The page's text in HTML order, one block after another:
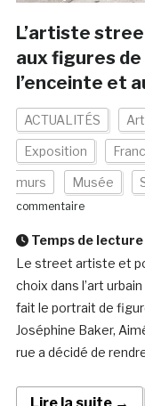
L’artiste
aux figures de
l’enceinte et
ACTUALITÉS
Exposition
murs Musée
commentaire
Temps de lecture
Le street artiste et
choix dans l’art
fait le portrait de
Joséphine Baker,
rue a décidé de